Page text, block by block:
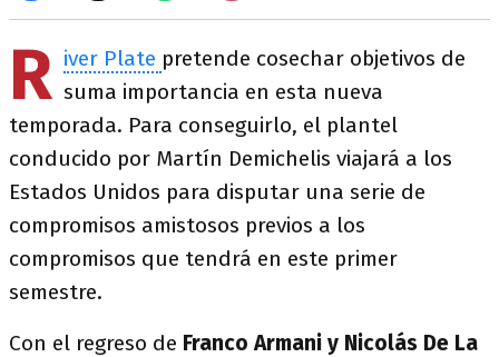
R iver Plate pretende cosechar objetivos de
suma importancia en esta nueva
temporada. Para conseguirlo, el plantel
conducido por Martín Demichelis viajará a los
Estados Unidos para disputar una serie de
compromisos amistosos previos a los
compromisos que tendrá en este primer
semestre.
Con el regreso de Franco Armani y Nicolás De La